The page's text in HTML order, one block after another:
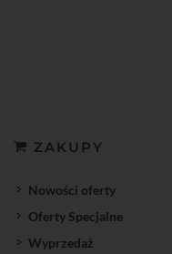
ZAKUPY
Nowości oferty
Oferty Specjalne
Wyprzedaż